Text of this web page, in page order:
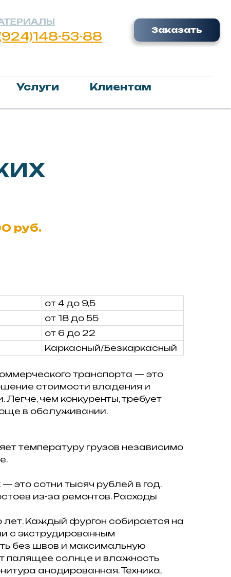
53-88
Услуги
Клиентам
руб.
от 4 до 9,5
от 18 до 55
от 6 до 22
Каркасный/Безкаркасный
транспорта — это
стоимости владения и
Легче, чем конкуренты, требует
в обслуживании.
температуру грузов независимо
это сотни тысяч рублей в год.
из-за ремонтов. Расходы
Каждый фургон собирается на
с экструдированным
без швов и максимальную
палящее солнце и влажность
анодированная. Техника,